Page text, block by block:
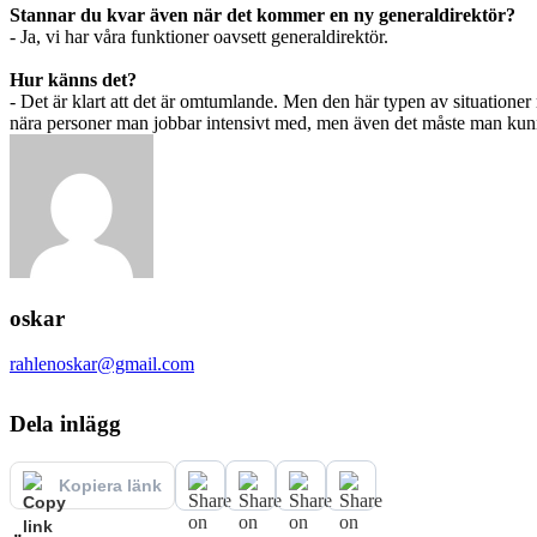
Stannar du kvar även när det kommer en ny generaldirektör?
‑ Ja, vi har våra funktioner oavsett generaldirektör.
Hur känns det?
‑ Det är klart att det är omtumlande. Men den här typen av
nära personer man jobbar intensivt med, men även det måste man
oskar
rahlenoskar@gmail.com
Dela inlägg
Kopiera länk